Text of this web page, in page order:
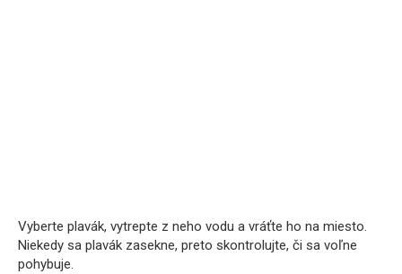
Vyberte plavák, vytrepte z neho vodu a vráťte ho na miesto.
Niekedy sa plavák zasekne, preto skontrolujte, či sa voľne
pohybuje.